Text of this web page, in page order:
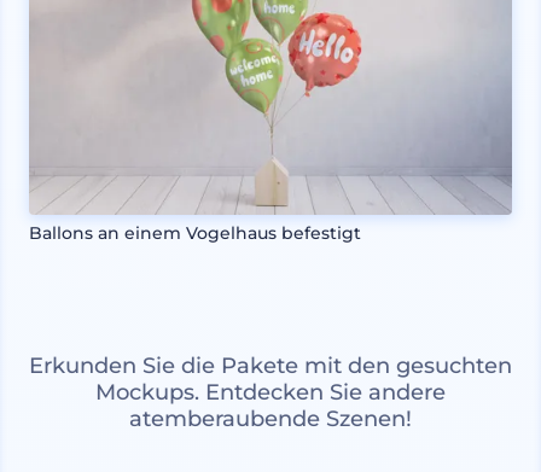
Ballons an einem Vogelhaus befestigt
Erkunden Sie die Pakete mit den gesuchten
Mockups. Entdecken Sie andere
atemberaubende Szenen!